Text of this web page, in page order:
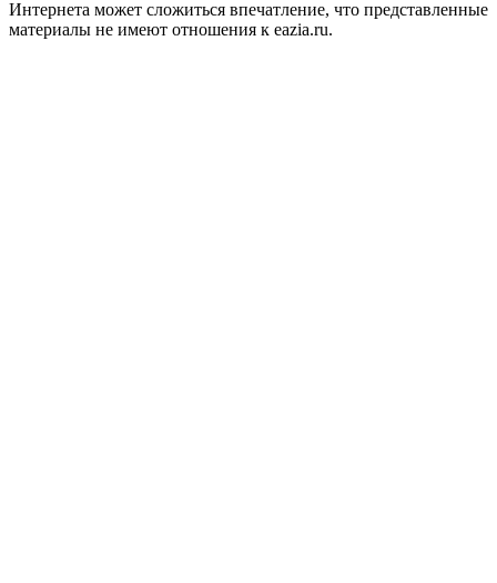
Интернета может сложиться впечатление, что представленные
материалы не имеют отношения к eazia.ru.